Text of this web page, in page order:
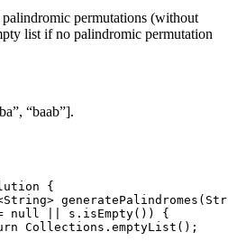
permutations (without
list if no palindromic permutation
“baab”].
{
generatePalindromes
null
|| s.isEmpty()) {
Collections.emptyList();